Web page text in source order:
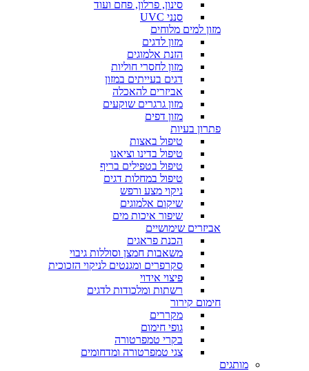
סינון, פרלון, פחם ועוד
סנני UVC
מזון למים מלוחים
מזון לדגים
הזנת אלמוגים
מזון לחסרי חוליות
דגים בעייתים במזון
אביזרים להאכלה
מזון גרגרים שוקעים
מזון דפים
פתרון בעיות
טיפול באצות
טיפול בדינו וציאנו
טיפול בטפילים בריף
טיפול במחלות דגים
ניקוי מצע ורפש
שיקום אלמוגים
שיפור איכות מים
אביזרים שימושיים
הכנת פראגים
משאבות חמצן וסוללות גיבוי
סקרפרים ומגנטים לניקוי הזכוכית
פיצוי אידוי
רשתות ומלכודות לדגים
חימום קירור
מקררים
גופי חימום
בקרי טמפרטורה
צגי טמפרטורה ומדחומים
מותגים